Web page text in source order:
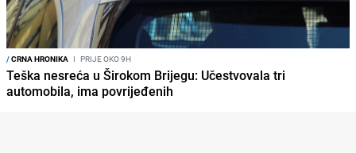
/CRNA HRONIKA I PRIJE OKO 9H
Teška nesreća u Širokom Brijegu: Učestvovala tri
automobila, ima povrijeđenih